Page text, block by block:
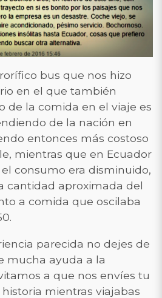
bus que nos hizo
en el que también
de la comida en el viaje es
de la nación en
entonces más costoso
mientras que en Ecuador
consumo era disminuido,
cantidad aproximada del
a comida que oscilaba
parecida no dejes de
mucha ayuda a la
a que nos envíes tu
mientras viajabas